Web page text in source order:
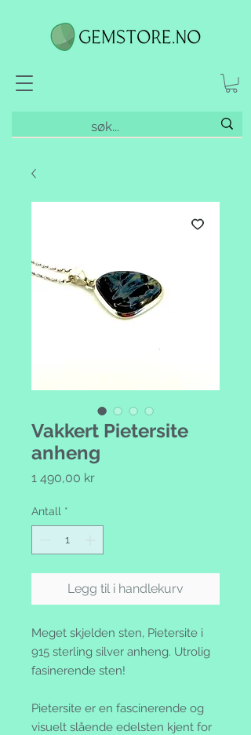
Vakkert Pietersite
anheng
1 490,00 krPris
Antall *
Legg til i handlekurv
Meget skjelden sten, Pietersite i
915 sterling silver anheng. Utrolig
fasinerende sten!
Pietersite er en fascinerende og
visuelt slående edelsten kjent for